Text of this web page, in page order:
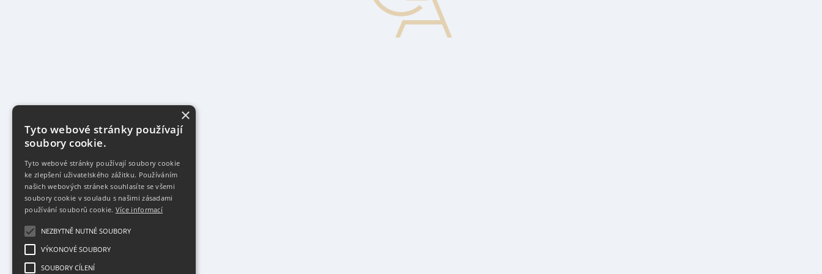
×
Tyto webové stránky používají
soubory cookie.
Tyto webové stránky používají soubory cookie
ke zlepšení uživatelského zážitku. Používáním
našich webových stránek souhlasíte se všemi
soubory cookie v souladu s našimi zásadami
používání souborů cookie. Více informací
NEZBYTNĚ NUTNÉ SOUBORY
VÝKONOVÉ SOUBORY
SOUBORY CÍLENÍ